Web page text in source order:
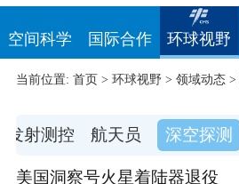
空间科学 国际合作 环球视野
发射测控 航天员 深空探测
当前位置: 首页> 环球视野> 领域动态>
美国洞察号火星着陆器退役